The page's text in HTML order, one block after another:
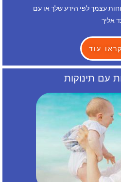
עצמך לפי הידע שלך או עם
אליך
עוד
עם תינוקות